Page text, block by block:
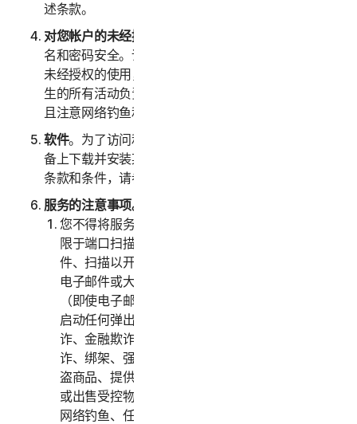
述条款。
对您帐户的未经授权访问
名和密码安全。请勿与他人共享此信息，一旦发现任何
未经授权的使用，请立即通知我们。您应对您帐户下发
生的所有活动负责。我们鼓励您确保您的在线安全，并
且注意网络钓鱼和第三方在线获取您信息的其他方式。
软件。为了访问和使用某些服务，可能需要您在注册设
备上下载并安装某些软件。关于适用于此类软件使用的
条款和条件，请参阅“第四部分 - 软件授权许可条款”。
服务的注意事项。
您不得将服务用于任何非法或欺诈目的，包括但不
限于端口扫描、发送垃圾邮件、发送许可式电子邮
件、扫描以开启中继或开启代理、发送未经请求的
电子邮件或大量发送的任何版本或类型的电子邮件
（即使电子邮件是通过第三方服务器进行路由）、
启动任何弹出窗口、使用被盗信用卡、信用卡欺
诈、金融欺诈、加密货币欺诈、伪装、勒索、敲
诈、绑架、强奸、谋杀、出售被盗信用卡、出售被
盗商品、提供或出售违禁、军事和两用商品、提供
或出售受控物质、身份盗用、黑客入侵、域欺骗、
网络钓鱼、任何形式或规模的数据采集、数字盗